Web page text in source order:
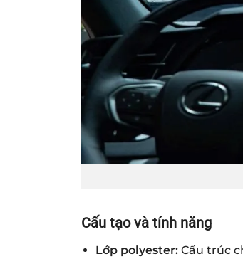
Cấu tạo và tính năng
Lớp polyester: Cấu trúc